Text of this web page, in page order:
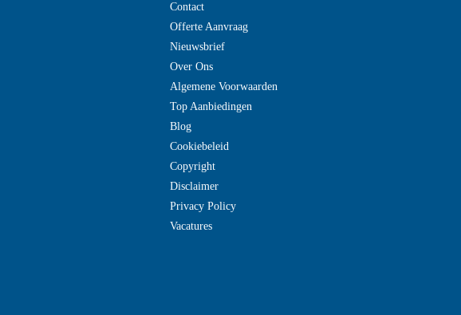
Contact
Offerte Aanvraag
Nieuwsbrief
Over Ons
Algemene Voorwaarden
Top Aanbiedingen
Blog
Cookiebeleid
Copyright
Disclaimer
Privacy Policy
Vacatures